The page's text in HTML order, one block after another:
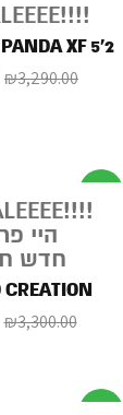
!!!!SALEEEE
XF 5'2
₪3,290.00
!!!!SALEEEE
היי
חדש
₪3,300.00